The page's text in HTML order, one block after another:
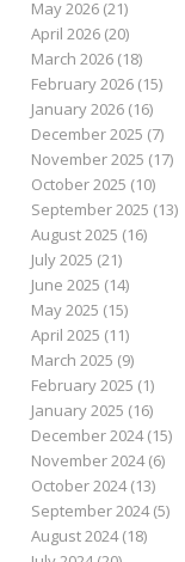
May 2026(21)
April 2026(20)
March 2026(18)
February 2026(15)
January 2026(16)
December 2025 (7)
November 2025 (17)
October 2025 (10)
September 2025 (13)
August 2025 (16)
July 2025 (21)
June 2025 (14)
May 2025 (15)
April 2025 (11)
March 2025 (9)
February 2025 (1)
January 2025 (16)
December 2024(15)
November 2024(6)
October 2024(13)
September 2024(5)
August 2024(18)